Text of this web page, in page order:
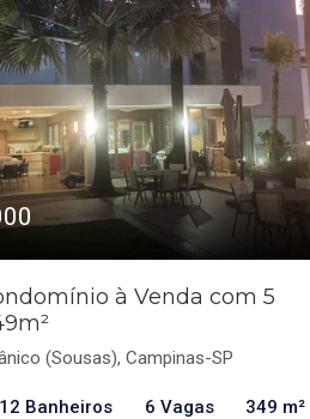
à Venda com 5
(Sousas), Campinas-SP
12 Banheiros 6 Vagas 349 m²